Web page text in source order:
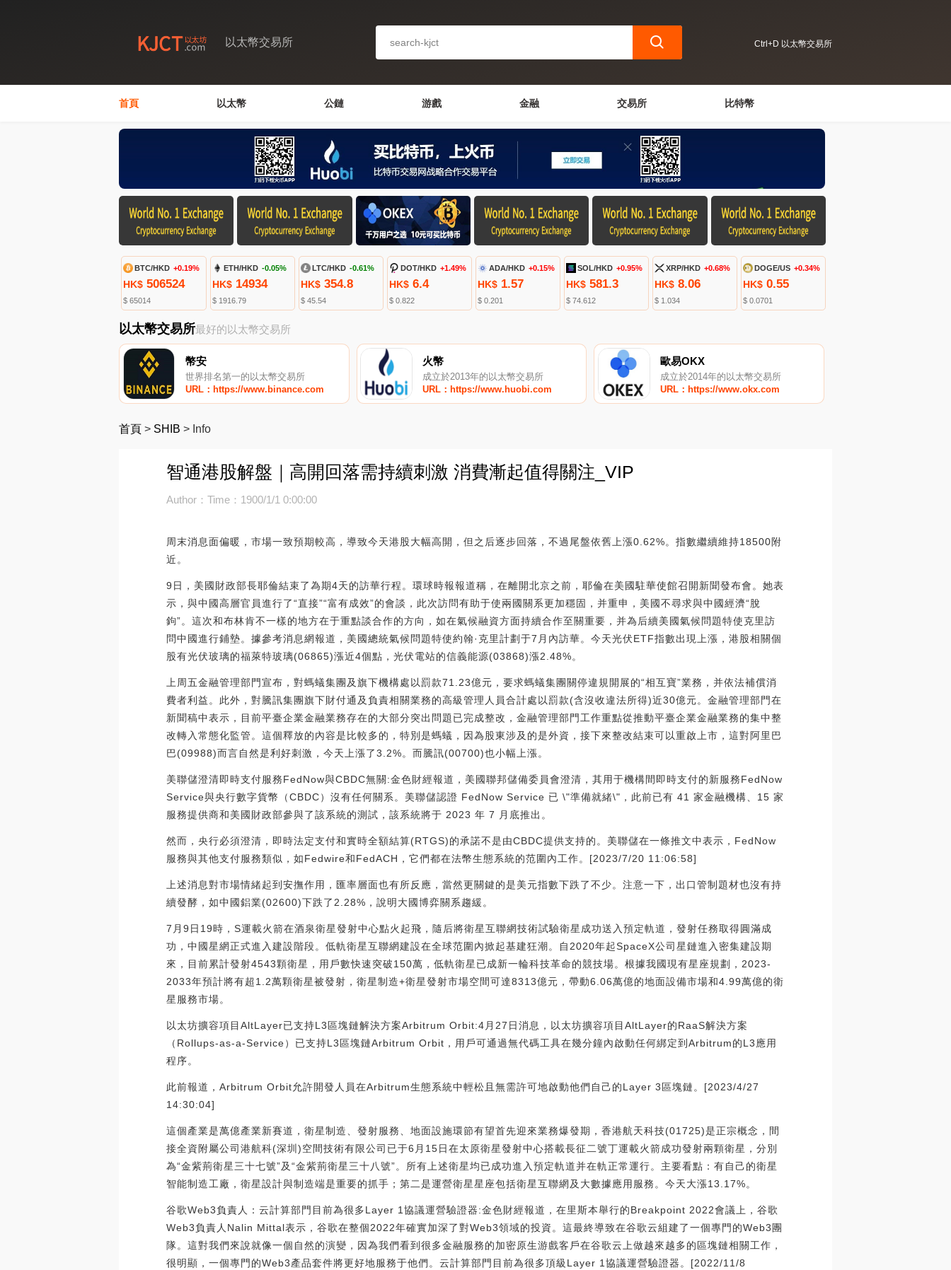
以太幣交易所 Ctrl+D 以太幣交易所
首頁 以太幣 公鏈 游戲 金融 交易所 比特幣
BTC/HKD +0.19%
HK$ 506524
$ 65014
ETH/HKD -0.05%
HK$14934
$ 1916.79
LTC/HKD -0.61%
HK$354.8
$ 45.54
DOT/HKD +1.49%
HK$6.4
$ 0.822
ADA/HKD +0.15%
HK$1.57
$ 0.201
SOL/HKD +0.95%
HK$ 581.3
$ 74.612
XRP/HKD +0.68%
HK$ 8.06
$ 1.034
DOGE/US +0.34%
HK$ 0.55
$ 0.0701
以太幣交易所最好的以太幣交易所
幣安
世界排名第一的以太幣交易所
URL：https://www.binance.com
火幣
成立於2013年的以太幣交易所
URL：https://www.huobi.com
歐易OKX
成立於2014年的以太幣交易所
URL：https://www.okx.com
首頁 > SHIB > Info
智通港股解盤｜高開回落需持續刺激 消費漸起值得關注_VIP
Author：Time：1900/1/1 0:00:00
周末消息面偏暖，市場一致預期較高，導致今天港股大幅高開，但之后逐步回落，不過尾盤依舊上漲0.62%。指數繼續維持18500附
近。
9日，美國財政部長耶倫結束了為期4天的訪華行程。環球時報報道稱，在離開北京之前，耶倫在美國駐華使館召開新聞發布會。她表
示，與中國高層官員進行了“直接”“富有成效”的會談，此次訪問有助于使兩國關系更加穩固，并重申，美國不尋求與中國經濟“脫
鉤”。這次和布林肯不一樣的地方在于重點談合作的方向，如在氣候融資方面持續合作至關重要，并為后續美國氣候問題特使克里訪
問中國進行鋪墊。據參考消息網報道，美國總統氣候問題特使約翰·克里計劃于7月內訪華。今天光伏ETF指數出現上漲，港股相關個
股有光伏玻璃的福萊特玻璃(06865)漲近4個點，光伏電站的信義能源(03868)漲2.48%。
上周五金融管理部門宣布，對螞蟻集團及旗下機構處以罰款71.23億元，要求螞蟻集團關停違規開展的“相互寶”業務，并依法補償消
費者利益。此外，對騰訊集團旗下財付通及負責相關業務的高級管理人員合計處以罰款(含沒收違法所得)近30億元。金融管理部門在
新聞稿中表示，目前平臺企業金融業務存在的大部分突出問題已完成整改，金融管理部門工作重點從推動平臺企業金融業務的集中整
改轉入常態化監管。這個釋放的內容是比較多的，特別是螞蟻，因為股東涉及的是外資，接下來整改結束可以重啟上市，這對阿里巴
巴(09988)而言自然是利好刺激，今天上漲了3.2%。而騰訊(00700)也小幅上漲。
美聯儲澄清即時支付服務FedNow與CBDC無關:金色財經報道，美國聯邦儲備委員會澄清，其用于機構間即時支付的新服務FedNow
Service與央行數字貨幣（CBDC）沒有任何關系。美聯儲認證 FedNow Service 已 \"準備就緒\"，此前已有 41 家金融機構、15 家
服務提供商和美國財政部參與了該系統的測試，該系統將于 2023 年 7 月底推出。
然而，央行必須澄清，即時法定支付和實時全額結算(RTGS)的承諾不是由CBDC提供支持的。美聯儲在一條推文中表示，FedNow
服務與其他支付服務類似，如Fedwire和FedACH，它們都在法幣生態系統的范圍內工作。[2023/7/20 11:06:58]
上述消息對市場情緒起到安撫作用，匯率層面也有所反應，當然更關鍵的是美元指數下跌了不少。注意一下，出口管制題材也沒有持
續發酵，如中國鋁業(02600)下跌了2.28%，說明大國博弈關系趨緩。
7月9日19時，S運載火箭在酒泉衛星發射中心點火起飛，隨后將衛星互聯網技術試驗衛星成功送入預定軌道，發射任務取得圓滿成
功，中國星網正式進入建設階段。低軌衛星互聯網建設在全球范圍內掀起基建狂潮。自2020年起SpaceX公司星鏈進入密集建設期
來，目前累計發射4543顆衛星，用戶數快速突破150萬，低軌衛星已成新一輪科技革命的競技場。根據我國現有星座規劃，2023-
2033年預計將有超1.2萬顆衛星被發射，衛星制造+衛星發射市場空間可達8313億元，帶動6.06萬億的地面設備市場和4.99萬億的衛
星服務市場。
以太坊擴容項目AltLayer已支持L3區塊鏈解決方案Arbitrum Orbit:4月27日消息，以太坊擴容項目AltLayer的RaaS解決方案
（Rollups-as-a-Service）已支持L3區塊鏈Arbitrum Orbit，用戶可通過無代碼工具在幾分鐘內啟動任何綁定到Arbitrum的L3應用
程序。
此前報道，Arbitrum Orbit允許開發人員在Arbitrum生態系統中輕松且無需許可地啟動他們自己的Layer 3區塊鏈。[2023/4/27
14:30:04]
這個產業是萬億產業新賽道，衛星制造、發射服務、地面設施環節有望首先迎來業務爆發期，香港航天科技(01725)是正宗概念，間
接全資附屬公司港航科(深圳)空間技術有限公司已于6月15日在太原衛星發射中心搭載長征二號丁運載火箭成功發射兩顆衛星，分別
為“金紫荊衛星三十七號”及“金紫荊衛星三十八號”。所有上述衛星均已成功進入預定軌道并在軌正常運行。主要看點：有自己的衛星
智能制造工廠，衛星設計與制造端是重要的抓手；第二是運營衛星星座包括衛星互聯網及大數據應用服務。今天大漲13.17%。
谷歌Web3負責人：云計算部門目前為很多Layer 1協議運營驗證器:金色財經報道，在里斯本舉行的Breakpoint 2022會議上，谷歌
Web3負責人Nalin Mittal表示，谷歌在整個2022年確實加深了對Web3領域的投資。這最終導致在谷歌云組建了一個專門的Web3團
隊。這對我們來說就像一個自然的演變，因為我們看到很多金融服務的加密原生游戲客戶在谷歌云上做越來越多的區塊鏈相關工作，
很明顯，一個專門的Web3產品套件將更好地服務于他們。云計算部門目前為很多頂級Layer 1協議運營驗證器。[2022/11/8